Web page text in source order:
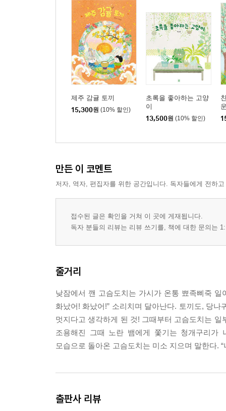
제주 감귤 토끼
15,300원 (10% 할인)
초록을 좋아하는 고양
이
13,500원 (10% 할인)
만든 이 코멘트
저자, 역자, 편집자를 위한 공간입니다. 독자들에게 전하
접수된 글은 확인을 거쳐 이 곳에 게재됩니다.
독자 분들의 리뷰는 리뷰 쓰기를, 책에 대한 문의는
줄거리
낮잠에서 깬 고슴도치는 가시가 온통 뾰족삐죽
화났어! 화났어!” 소리치며 달아난다. 토끼도, 당
멋지다고 생각하게 된 것! 그때부터 고슴도치는
조용해진 그때 노란 뱀에게 쫓기는 청개구리가
모습으로 돌아온 고슴도치는 미소 지으며 말한다.
출판사 리뷰